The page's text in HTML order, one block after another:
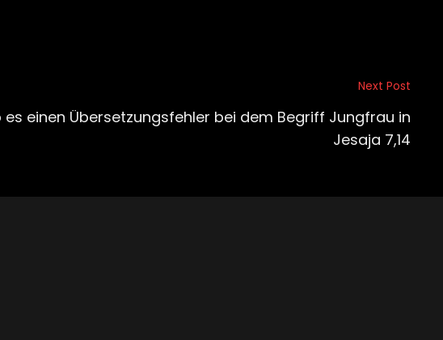
Next Post
es einen Übersetzungsfehler bei dem Begriff Jungfrau in
Jesaja 7,14